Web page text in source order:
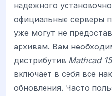
надежного
официальные серверы
уже могут не
архивам. Вам
дистрибутив Mathcad
включает в себя все
обновления. Часто